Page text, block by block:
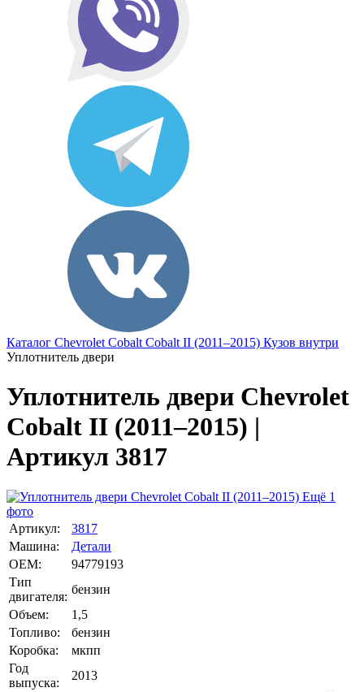
Каталог Chevrolet Cobalt Cobalt II (2011–2015) Кузов внутри
Уплотнитель двери
Уплотнитель двери Chevrolet
Cobalt II (2011–2015) |
Артикул 3817
Ещё 1
фото
Артикул:
3817
Машина:
Детали
OEM:
94779193
Тип
двигателя:
бензин
Объем:
1,5
Топливо:
бензин
Коробка:
мкпп
Год
выпуска:
2013